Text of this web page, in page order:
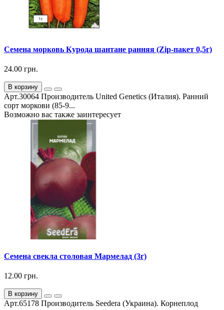
Семена морковь Курода шантане ранняя (Zip-пакет 0,5г)
24.00 грн.
В корзину
Арт.30064 Производитель United Genetics (Италия). Ранний
сорт моркови (85-9...
Возможно вас также заинтересует
Семена свекла столовая Мармелад (3г)
12.00 грн.
В корзину
Арт.65178 Производитель Seedera (Украина). Корнеплод